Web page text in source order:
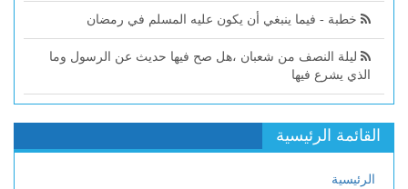
خطبة - فيما ينبغي أن يكون عليه المسلم في رمضان
ليلة النصف من شعبان ،هل صح فيها حديث عن الرسول وما
الذي يشرع فيها
القائمة الرئيسية
الرئيسية